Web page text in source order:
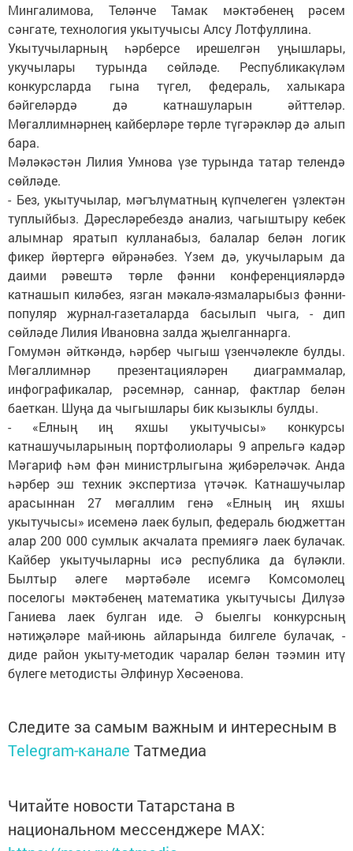
Мингалимова, Теләнче Тамак мәктәбенең рәсем
сәнгате, технология укытучысы Алсу Лотфуллина.
Укытучыларның һәрберсе ирешелгән уңышлары,
укучылары турында сөйләде. Республикакүләм
конкурсларда гына түгел, федераль, халыкара
бәйгеләрдә дә катнашуларын әйттеләр.
Мөгаллимнәрнең кайберләре төрле түгәрәкләр дә алып
бара.
Мәләкәстән Лилия Умнова үзе турында татар телендә
сөйләде.
- Без, укытучылар, мәгълүматның күпчелеген үзлектән
туплыйбыз. Дәресләребездә анализ, чагыштыру кебек
алымнар яратып кулланабыз, балалар белән логик
фикер йөртергә өйрәнәбез. Үзем дә, укучыларым да
даими рәвештә төрле фәнни конференцияләрдә
катнашып киләбез, язган мәкалә-язмаларыбыз фәнни-
популяр журнал-газеталарда басылып чыга, - дип
сөйләде Лилия Ивановна залда җыелганнарга.
Гомумән әйткәндә, һәрбер чыгыш үзенчәлекле булды.
Мөгаллимнәр презентацияләрен диаграммалар,
инфографикалар, рәсемнәр, саннар, фактлар белән
баеткан. Шуңа да чыгышлары бик кызыклы булды.
- «Елның иң яхшы укытучысы» конкурсы
катнашучыларының портфолиолары 9 апрельгә кадәр
Мәгариф һәм фән министрлыгына җибәреләчәк. Анда
һәрбер эш техник экспертиза үтәчәк. Катнашучылар
арасыннан 27 мөгаллим генә «Елның иң яхшы
укытучысы» исеменә лаек булып, федераль бюджеттан
алар 200 000 сумлык акчалата премиягә лаек булачак.
Кайбер укытучыларны исә республика да бүләкли.
Былтыр әлеге мәртәбәле исемгә Комсомолец
поселогы мәктәбенең математика укытучысы Дилүзә
Ганиева лаек булган иде. Ә быелгы конкурсның
нәтиҗәләре май-июнь айларында билгеле булачак, -
диде район укыту-методик чаралар белән тәэмин итү
бүлеге методисты Әлфинур Хөсәенова.
Следите за самым важным и интересным в
Telegram-канале Татмедиа
Читайте новости Татарстана в
национальном мессенджере MАХ: